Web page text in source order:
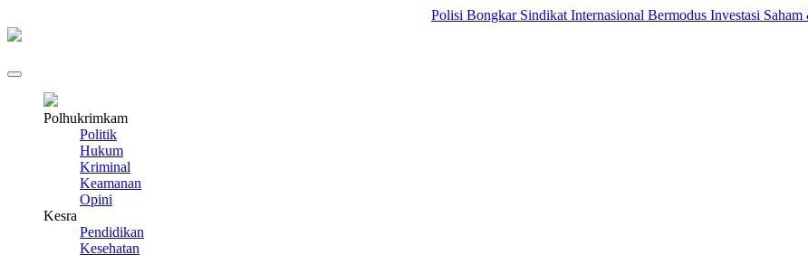
Polisi Bongkar Sindikat Internasional Bermodus Investasi Saham & Kripto
Polhukrimkam
Politik
Hukum
Kriminal
Keamanan
Opini
Kesra
Pendidikan
Kesehatan